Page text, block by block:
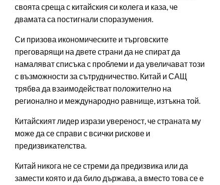
своята среща с китайския си колега и каза, че
двамата са постигнали споразумения.
Си призова икономическите и търговските
преговарящи на двете страни да не спират да
намаляват списъка с проблеми и да увеличават този
с възможности за сътрудничество. Китай и САЩ
трябва да взаимодействат положително на
регионално и международно равнище, изтъкна той.
Китайският лидер изрази увереност, че страната му
може да се справи с всички рискове и
предизвикателства.
Китай никога не се стреми да предизвика или да
замести която и да било държава, а вместо това се е